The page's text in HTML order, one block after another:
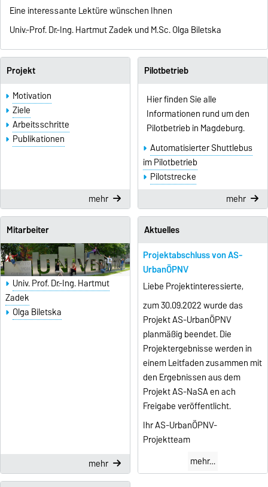
Eine interessante Lektüre wünschen Ihnen
Univ.-Prof. Dr.-Ing. Hartmut Zadek und M.Sc. Olga Biletska
Projekt
Motivation
Ziele
Arbeitsschritte
Publikationen
mehr
Pilotbetrieb
Hier finden Sie alle
Informationen rund um den
Pilotbetrieb in Magdeburg.
Automatisierter Shuttlebus
im Pilotbetrieb
Pilotstrecke
mehr
Mitarbeiter
Univ. Prof. Dr.-Ing. Hartmut
Zadek
Olga Biletska
mehr
Aktuelles
Projektabschluss von AS-
UrbanÖPNV
Liebe Projektinteressierte,
zum 30.09.2022 wurde das
Projekt AS-UrbanÖPNV
planmäßig beendet. Die
Projektergebnisse werden in
einem Leitfaden zusammen mit
den Ergebnissen aus dem
Projekt AS-NaSA en ach
Freigabe veröffentlicht.
Ihr AS-UrbanÖPNV-
Projektteam
mehr…